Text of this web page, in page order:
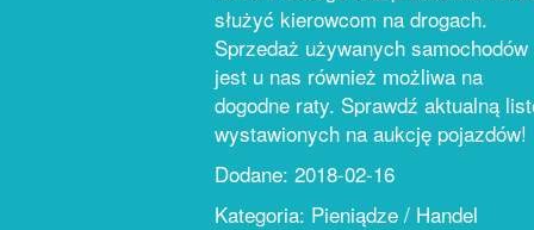
służyć kierowcom na drogach.
Sprzedaż używanych samochodów
jest u nas również możliwa na
dogodne raty. Sprawdź aktualną
wystawionych na aukcję pojazdów!
Dodane: 2018-02-16
Kategoria: Pieniądze / Handel